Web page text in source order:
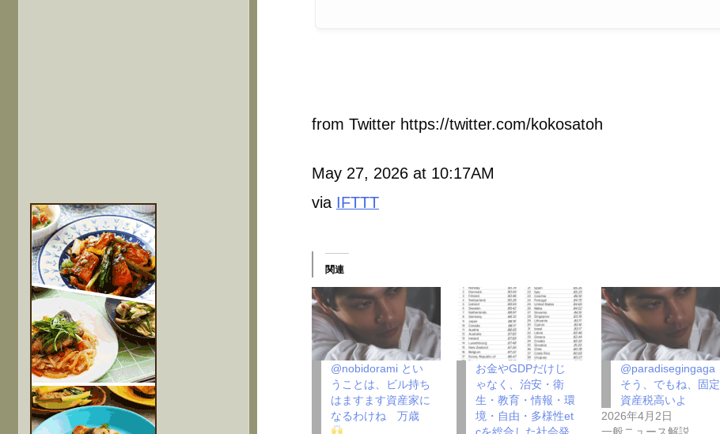
from Twitter https://twitter.com/kokosatoh
May 27, 2026 at 10:17AM
via IFTTT
関連
@nobidorami とい
うことは、ビル持ち
はますます資産家に
なるわけね 万歳
お金やGDPだけじ
ゃなく、治安・衛
生・教育・情報・環
境・自由・多様性et
cを総合した社会発
@paradisegingaga
そう、でもね、固定
資産税高いよ
2026年4月2日
一般ニュース解説